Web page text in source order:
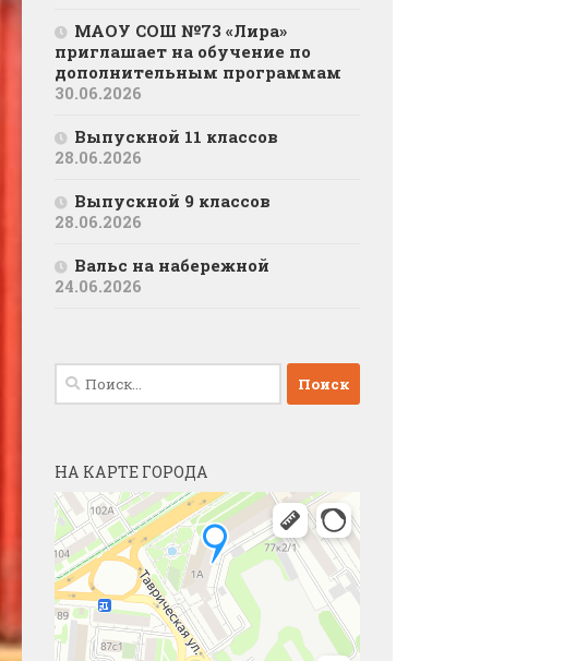
МАОУ СОШ №73 «Лира»
приглашает на обучение по
дополнительным программам
30.06.2026
Выпускной 11 классов
28.06.2026
Выпускной 9 классов
28.06.2026
Вальс на набережной
24.06.2026
Найти:
НА КАРТЕ ГОРОДА